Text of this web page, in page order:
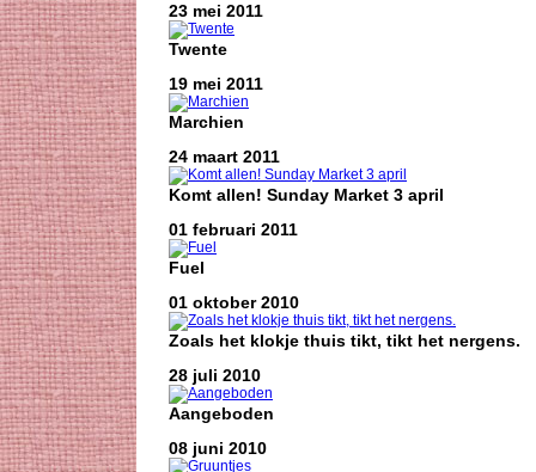
23 mei 2011
Twente
19 mei 2011
Marchien
24 maart 2011
Komt allen! Sunday Market 3 april
01 februari 2011
Fuel
01 oktober 2010
Zoals het klokje thuis tikt, tikt het nergens.
28 juli 2010
Aangeboden
08 juni 2010